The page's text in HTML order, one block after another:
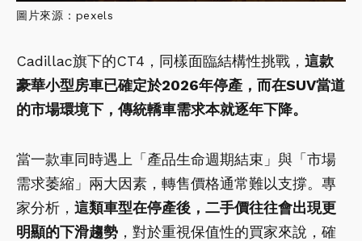
圖片來源：pexels
Cadillac旗下的CT4，同樣面臨結構性挑戰， 這款
豪華小型房車已確定於2026年停產，而在SUV當道
的市場環境下，傳統轎車需求本就逐年下降。
當一款車同時遇上「產品生命週期結束」與「市場
需求萎縮」兩大因素，轉售價格通常難以支撐。專
家分析， 這類車型在停產後，二手價往往會出現更
明顯的下滑趨勢 ，對於重視保值性的買家來說，確